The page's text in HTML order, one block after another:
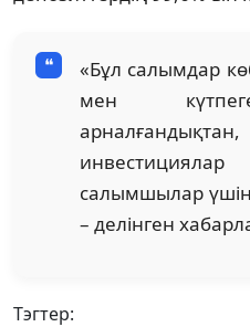
«Бұл салымдар
мен
салымшылар
– делінген
Тэгтер: